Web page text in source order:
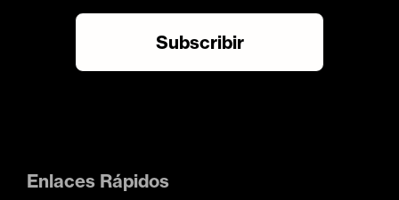
Enlaces Rápidos